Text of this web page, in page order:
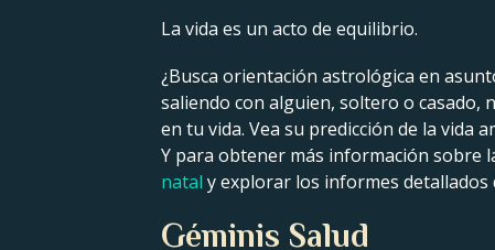
La vida es un acto de equilibrio.
¿Busca orientación astrológica en
saliendo con alguien, soltero o casado,
en tu vida. Vea su predicción de la vida
Y para obtener más información sobre
natal y explorar los informes
Géminis Salud